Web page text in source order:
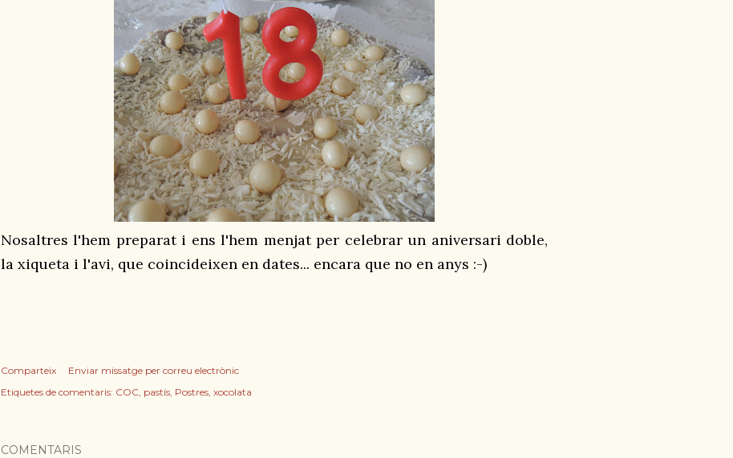
Nosaltres l'hem preparat i ens l'hem menjat per celebrar un aniversari doble,
la xiqueta i l'avi, que coincideixen en dates... encara que no en anys :-)
Comparteix
Enviar missatge per correu electrònic
Etiquetes de comentaris: COC pastís Postres xocolata
COMENTARIS